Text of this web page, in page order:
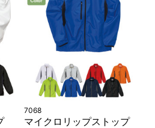
7068
マイクロリップストップ